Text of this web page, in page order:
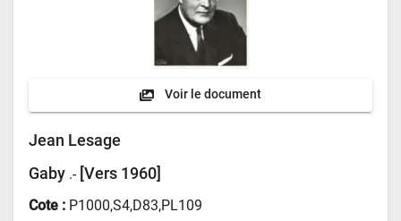
Voir le document
Jean Lesage
Gaby .- [Vers 1960]
Cote : P1000,S4,D83,PL109